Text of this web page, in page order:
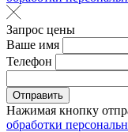
Запрос цены
Ваше имя
Телефон
Отправить
Нажимая кнопку
обработки